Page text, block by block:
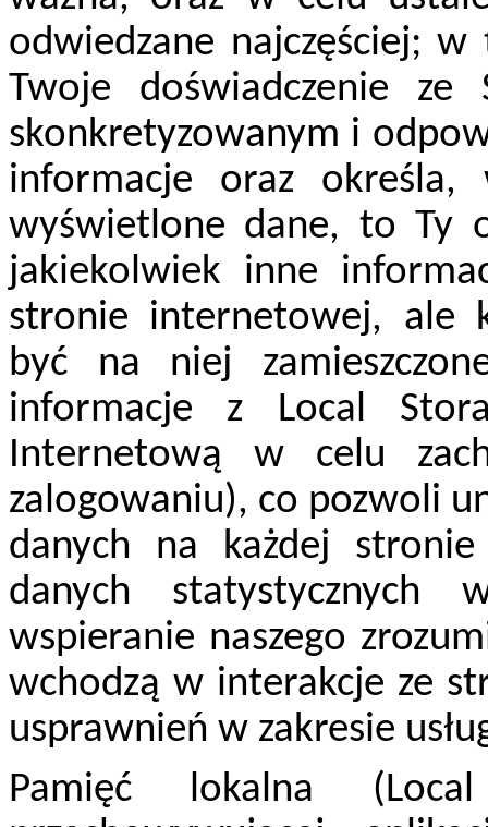
odwiedzane najczęściej;
Twoje doświadczenie
skonkretyzowanym i
informacje oraz
wyświetlone dane, to Ty
jakiekolwiek inne
stronie internetowej, ale
być na niej
informacje z Local
Internetową w celu
zalogowaniu), co pozwoli
danych na każdej
danych statystycznych
wspieranie naszego
wchodzą w interakcje ze
usprawnień w zakresie
Pamięć lokalna